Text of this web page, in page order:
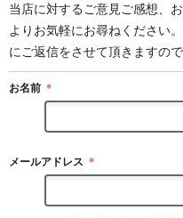
当店に対するご意見ご感想、
よりお気軽にお尋ねください
にご返信をさせて頂きますの
お名前 ＊
メールアドレス ＊